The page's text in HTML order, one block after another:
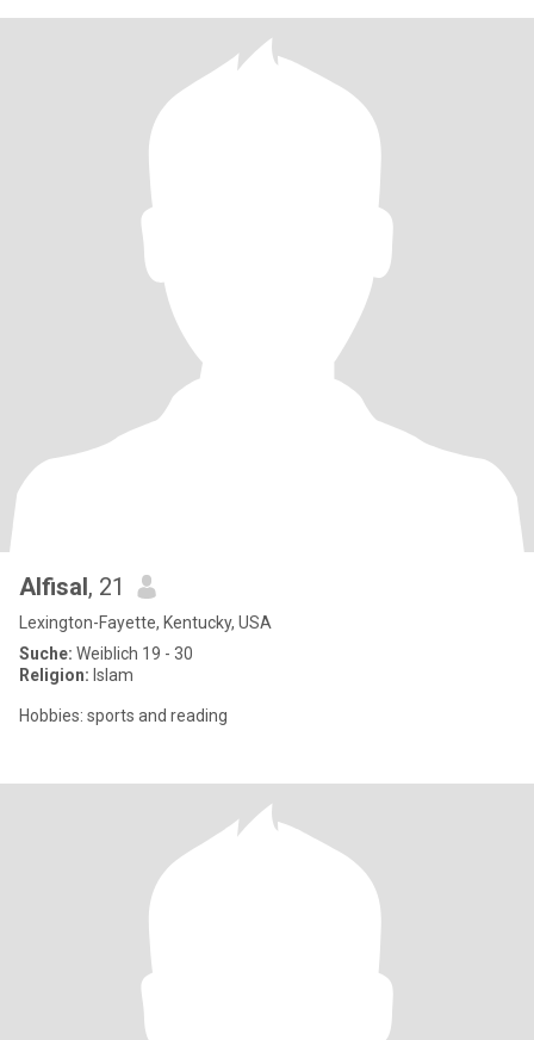
Alfisal, 21
Lexington-Fayette, Kentucky, USA
Suche: Weiblich 19 - 30
Religion: Islam
Hobbies: sports and reading